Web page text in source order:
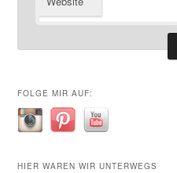
FOLGE MIR AUF:
HIER WAREN WIR UNTERWEGS